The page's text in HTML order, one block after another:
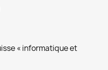
« informatique et